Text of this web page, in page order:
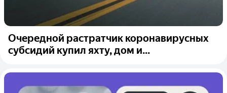
Очередной растратчик коронавирусных
субсидий купил яхту, дом и...